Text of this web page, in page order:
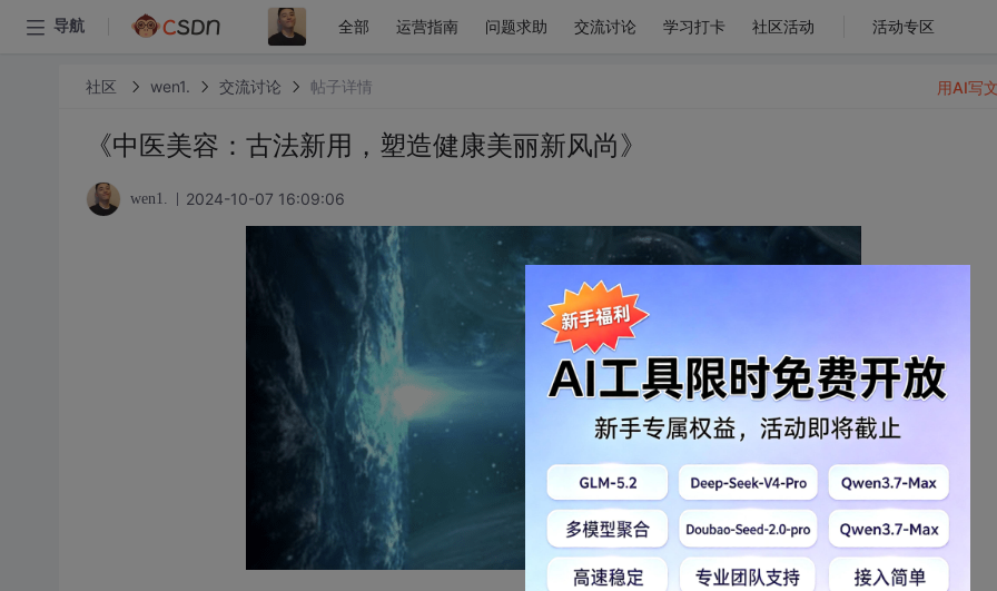
导航 全部 运营指南 问题求助 交流讨论 学习打卡 社区活动 活动专区
社区 wen1. 交流讨论 帖子详情
《中医美容：古法新用，塑造健康美丽新风尚》
wen1. 2024-10-07 16:09:06
用AI写